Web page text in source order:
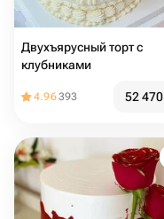
Двухъярусный торт с
клубниками
4.96393 52 470